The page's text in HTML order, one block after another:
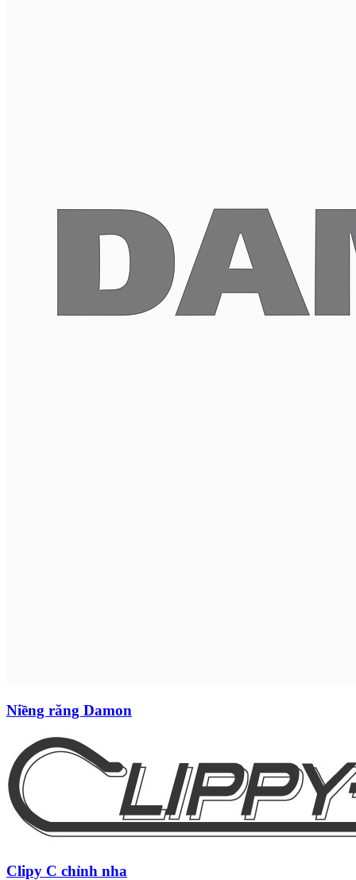
Niềng răng Damon
Clipy C chỉnh nha